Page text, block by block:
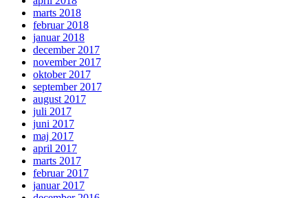
marts 2018
februar 2018
januar 2018
december 2017
november 2017
oktober 2017
september 2017
august 2017
juli 2017
juni 2017
maj 2017
april 2017
marts 2017
februar 2017
januar 2017